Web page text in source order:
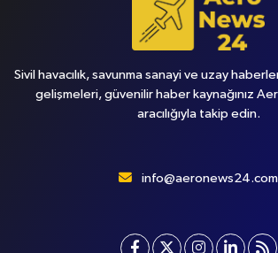
Sivil havacılık, savunma sanayi ve uzay
gelişmeleri, güvenilir haber kaynağınız
aracılığıyla takip edin.
info@aeronews24.com